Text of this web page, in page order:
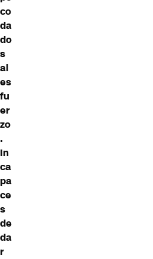
co
da
do
s
al
es
fu
er
zo
.
In
ca
pa
ce
s
de
da
r